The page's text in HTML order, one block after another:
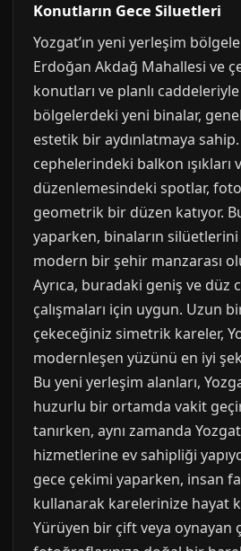
Konutların Gece Siluetleri
Yozgat’ın yeni yerleşim
Erdoğan Akdağ Mahallesi ve
konutları ve planlı
bölgelerdeki yeni binalar,
estetik bir aydınlatmaya sahip.
cephelerindeki balkon ışıkları
düzenlemesindeki spotlar,
geometrik bir düzen katıyor.
yaparken, binaların
modern bir şehir manzarası
Ayrıca, buradaki geniş ve düz
çalışmaları için uygun. Uzun
çekeceğiniz simetrik kareler,
modernleşen yüzünü en iyi
Bu yeni yerleşim alanları,
huzurlu bir ortamda vakit
tanırken, aynı zamanda
hizmetlerine ev sahipliği
gece çekimi yaparken, insan
kullanarak karelerinize hayat
Yürüyen bir çift veya oynayan